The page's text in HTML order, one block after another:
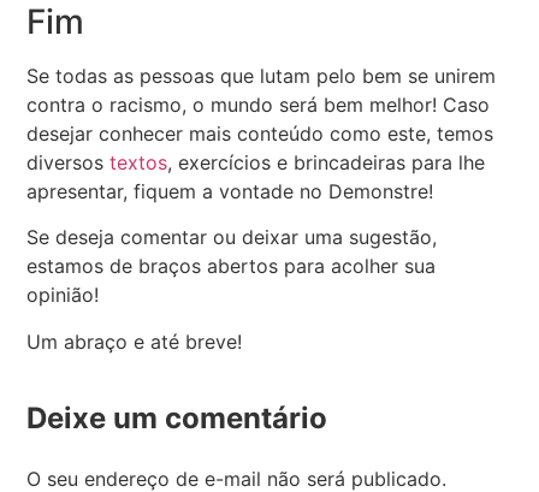
Fim
Se todas as pessoas que lutam pelo bem se unirem
contra o racismo, o mundo será bem melhor! Caso
desejar conhecer mais conteúdo como este, temos
diversostextos, exercícios e brincadeiras para lhe
apresentar, fiquem a vontade no Demonstre!
Se deseja comentar ou deixar uma sugestão,
estamos de braços abertos para acolher sua
opinião!
Um abraço e até breve!
Deixe um comentário
O seu endereço de e-mail não será publicado.